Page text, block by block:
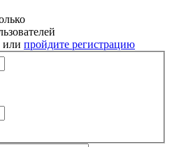
или пройдите регистрацию